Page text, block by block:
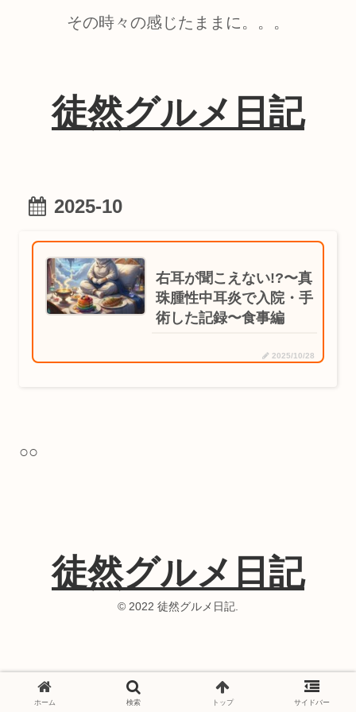
その時々の感じたままに。。。
徒然グルメ日記
2025-10
右耳が聞こえない!?〜真
珠腫性中耳炎で入院・手
術した記録〜食事編
2025/10/28
○○
徒然グルメ日記
© 2022 徒然グルメ日記.
ホーム 検索 トップ サイドバー